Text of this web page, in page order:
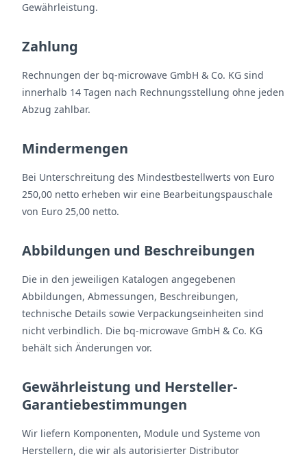
Gewährleistung.
Zahlung
Rechnungen der bq-microwave GmbH & Co. KG sind
innerhalb 14 Tagen nach Rechnungsstellung ohne jeden
Abzug zahlbar.
Mindermengen
Bei Unterschreitung des Mindestbestellwerts von Euro
250,00 netto erheben wir eine Bearbeitungspauschale
von Euro 25,00 netto.
Abbildungen und Beschreibungen
Die in den jeweiligen Katalogen angegebenen
Abbildungen, Abmessungen, Beschreibungen,
technische Details sowie Verpackungseinheiten sind
nicht verbindlich. Die bq-microwave GmbH & Co. KG
behält sich Änderungen vor.
Gewährleistung und Hersteller-
Garantiebestimmungen
Wir liefern Komponenten, Module und Systeme von
Herstellern, die wir als autorisierter Distributor